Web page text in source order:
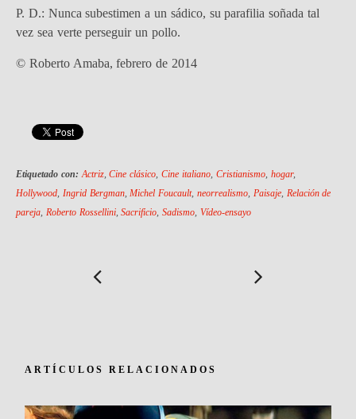
P. D.: Nunca subestimen a un sádico, su parafilia soñada tal
vez sea verte perseguir un pollo.
© Roberto Amaba, febrero de 2014
Etiquetado con: Actriz,Cine clásico,Cine italiano, Cristianismo, hogar,
Hollywood, Ingrid Bergman,Michel Foucault,neorrealismo, Paisaje, Relación de
pareja, Roberto Rossellini,Sacrificio,Sadismo,Vídeo-ensayo
ARTÍCULOS RELACIONADOS